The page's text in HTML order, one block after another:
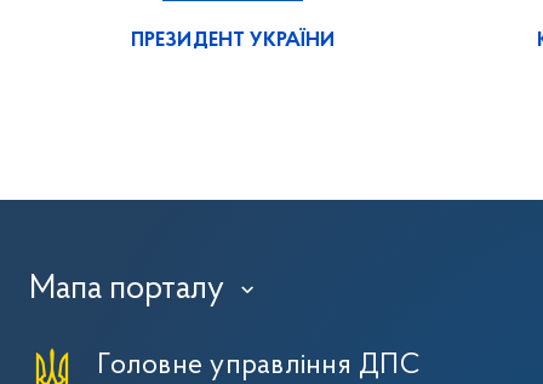
ПРЕЗИДЕНТ УКРАЇНИ
Мапа порталу ›
Головне управління ДПС